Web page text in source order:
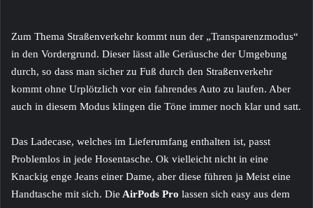
Zum Thema Straßenverkehr kommt nun der „Transparenzmodus“
in den Vordergrund. Dieser lässt alle Geräusche der Umgebung
durch, so dass man sicher zu Fuß durch den Straßenverkehr
kommt ohne Urplötzlich vor ein fahrendes Auto zu laufen. Aber
auch in diesem Modus klingen die Töne immer noch klar und satt.
Das Ladecase, welches im Lieferumfang enthalten ist, passt
Problemlos in jede Hosentasche. Ok vielleicht nicht in eine
Knackig enge Jeans einer Dame, aber diese führen ja Meist eine
Handtasche mit sich. Die AirPods Pro lassen sich easy aus dem